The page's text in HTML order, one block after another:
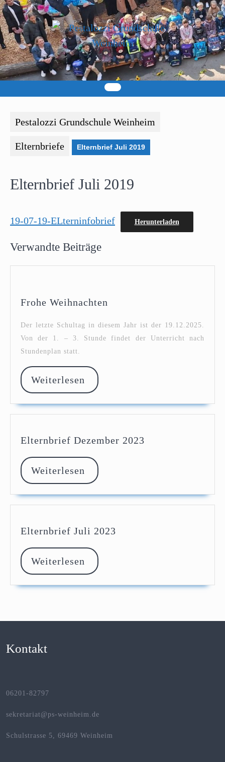
Skip
to
content
Pestalozzi Grundschule Weinheim
Elternbriefe Elternbrief Juli 2019
Elternbrief Juli 2019
19-07-19-ELterninfobrief Herunterladen
Verwandte Beiträge
Frohe Weihnachten
Der letzte Schultag in diesem Jahr ist der 19.12.2025.
Von der 1. – 3. Stunde findet der Unterricht nach
Stundenplan statt.
Weiterlesen Weiterlesen
Elternbrief Dezember 2023
Weiterlesen
Weiterlesen
Elternbrief Juli 2023
Weiterlesen
Weiterlesen
Kontakt
06201-82797
sekretariat@ps-weinheim.de
Schulstrasse 5, 69469 Weinheim